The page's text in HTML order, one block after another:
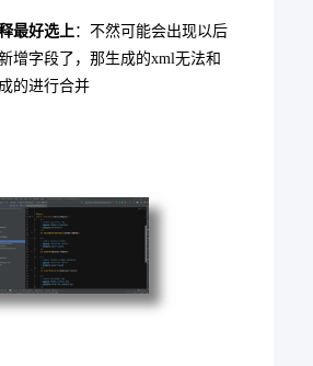
最好选上：不然可能会出现以后
增字段了，那生成的xml无法和
的进行合并